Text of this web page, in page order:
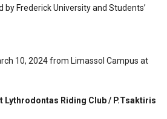
by Frederick University and Students’
10, 2024 from Limassol Campus at
Lythrodontas Riding Club / P.Tsaktiris